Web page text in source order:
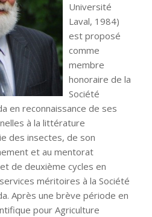
Université
Laval, 1984)
est proposé
comme
membre
honoraire de la
Société
en reconnaissance de ses
à la littérature
des insectes, de son
et au mentorat
de deuxième cycles en
méritoires à la Société
Après une brève période en
pour Agriculture